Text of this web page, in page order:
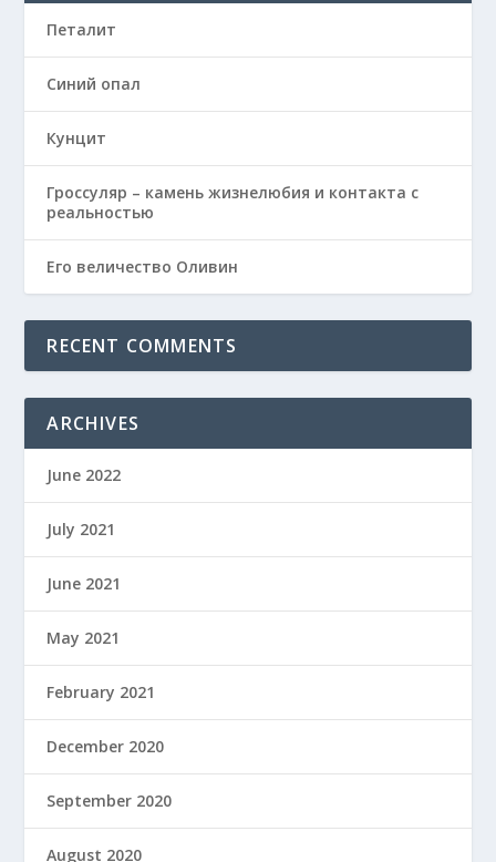
Петалит
Синий опал
Кунцит
Гроссуляр – камень жизнелюбия и контакта с
реальностью
Его величество Оливин
RECENT COMMENTS
ARCHIVES
June 2022
July 2021
June 2021
May 2021
February 2021
December 2020
September 2020
August 2020